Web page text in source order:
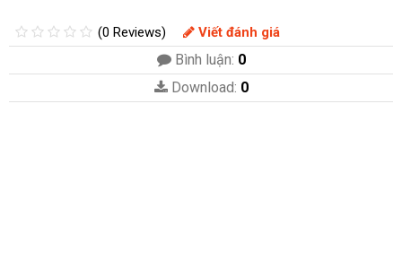
(0 Reviews) Viết đánh giá
Bình luận: 0
Download: 0